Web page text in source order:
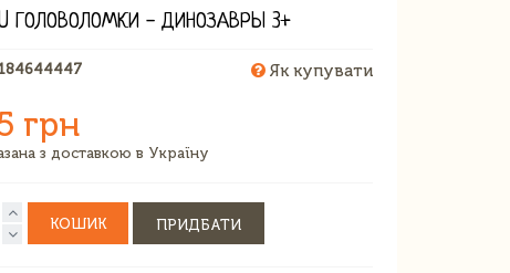
ГОЛОВОЛОМКИ - ДИНОЗАВРЫ 3+
Як купувати
грн
з доставкою в Україну
КОШИК ПРИДБАТИ